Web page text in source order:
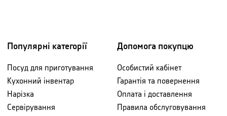
Популярні категорії
Посуд для приготування
Кухонний інвентар
Нарізка
Сервірування
Допомога покупцю
Особистий кабінет
Гарантія та повернення
Оплата і доставлення
Правила обслуговування